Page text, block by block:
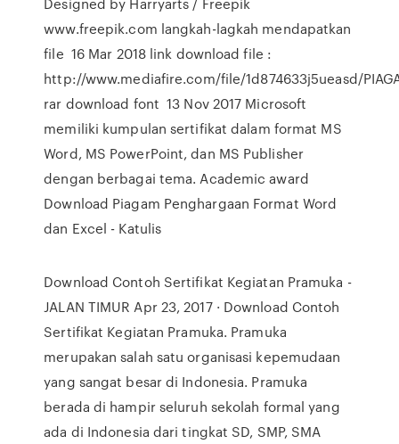
www.freepik.com langkah-lagkah mendapatkan
file 16 Mar 2018 link download file :
http://www.mediafire.com/file/1d874633j5ueasd/
rar download font 13 Nov 2017 Microsoft
memiliki kumpulan sertifikat dalam format MS
Word, MS PowerPoint, dan MS Publisher
dengan berbagai tema. Academic award
Download Piagam Penghargaan Format Word
dan Excel - Katulis
Download Contoh Sertifikat Kegiatan Pramuka -
JALAN TIMUR Apr 23, 2017 · Download Contoh
Sertifikat Kegiatan Pramuka. Pramuka
merupakan salah satu organisasi kepemudaan
yang sangat besar di Indonesia. Pramuka
berada di hampir seluruh sekolah formal yang
ada di Indonesia dari tingkat SD, SMP, SMA